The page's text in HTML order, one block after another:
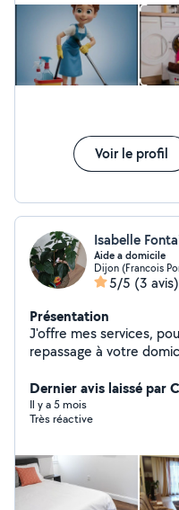
Voir le profil
Isabelle
Aide a domicile
Dijon (Francois
5/5 (3 avis)
Présentation
J'offre mes services,
repassage à votre
prestations, je suis
dynamique, je suis à
venir m'occuper de vos
Dernier avis laissé par
Il y a 5 mois
Très réactive